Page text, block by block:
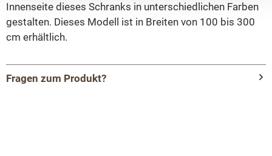
Innenseite dieses Schranks in unterschiedlichen Farben
gestalten. Dieses Modell ist in Breiten von 100 bis 300
cm erhältlich.
Fragen zum Produkt?